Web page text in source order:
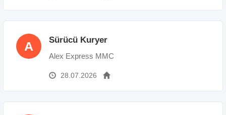
A Sürücü Kuryer
Alex Express MMC
28.07.2026